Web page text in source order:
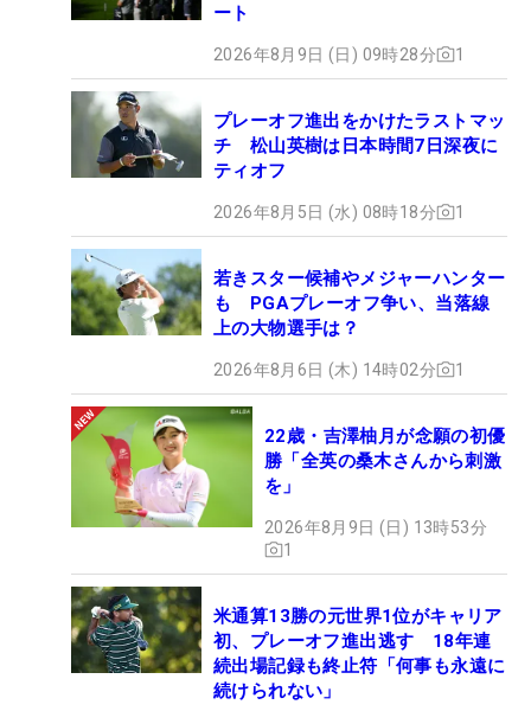
ート
2026年8月9日 (日) 09時28分 1
プレーオフ進出をかけたラストマッ
チ 松山英樹は日本時間7日深夜に
ティオフ
2026年8月5日 (水) 08時18分 1
若きスター候補やメジャーハンター
も PGAプレーオフ争い、当落線
上の大物選手は？
2026年8月6日 (木) 14時02分 1
22歳・吉澤柚月が念願の初優
勝「全英の桑木さんから刺激
を」
2026年8月9日 (日) 13時53分
1
米通算13勝の元世界1位がキャリア
初、プレーオフ進出逃す 18年連
続出場記録も終止符「何事も永遠に
続けられない」